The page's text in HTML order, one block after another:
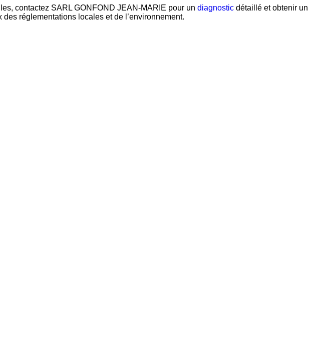
contactez SARL GONFOND JEAN-MARIE pour un diagnostic détaillé et obtenir un
réglementations locales et de l’environnement.